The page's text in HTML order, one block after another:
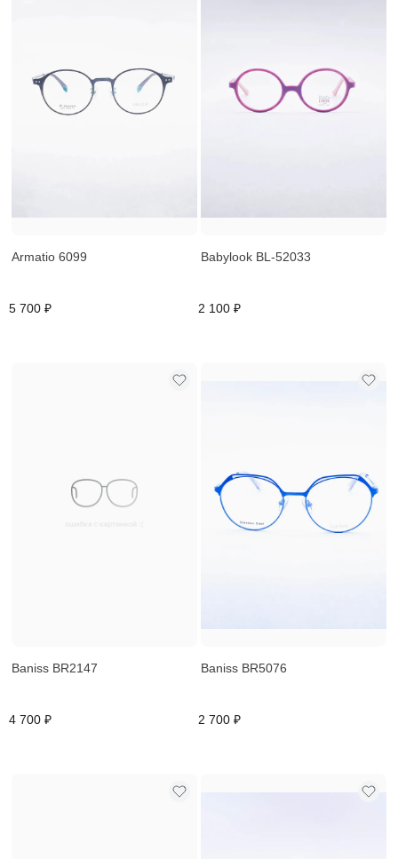
Armatio 6099
5 700 ₽
Babylook BL-52033
2 100 ₽
Baniss BR2147
4 700 ₽
Baniss BR5076
2 700 ₽